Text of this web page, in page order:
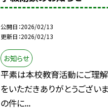
公開日 2026/02/13
更新日 2026/02/13
お知らせ
平素は本校教育活動にご理
をいただきありがとうござい
の件に...